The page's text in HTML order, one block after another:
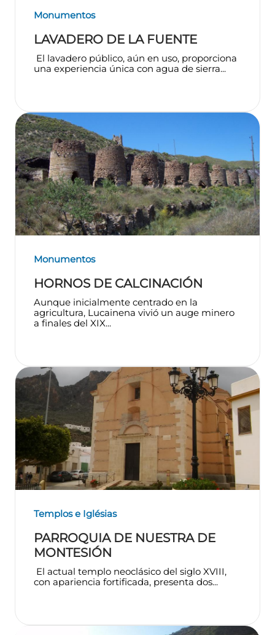
Monumentos
LAVADERO DE LA FUENTE
El lavadero público, aún en uso, proporciona
una experiencia única con agua de sierra...
Monumentos
HORNOS DE CALCINACIÓN
Aunque inicialmente centrado en la
agricultura, Lucainena vivió un auge minero
a finales del XIX...
Templos e Iglésias
PARROQUIA DE NUESTRA DE
MONTESIÓN
El actual templo neoclásico del siglo XVIII,
con apariencia fortificada, presenta dos...